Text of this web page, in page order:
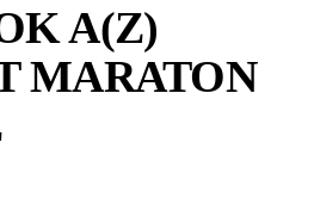
A(Z)
MARATON